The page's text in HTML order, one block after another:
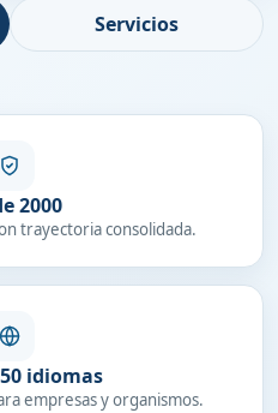
Servicios
2000
trayectoria consolidada.
idiomas
empresas y organismos.